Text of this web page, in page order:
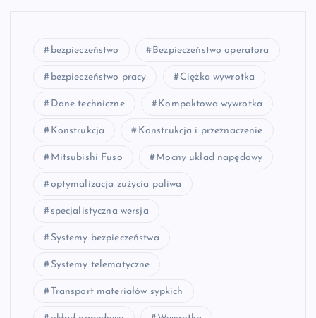
bezpieczeństwo Bezpieczeństwo operatora
bezpieczeństwo pracy Ciężka wywrotka
Dane techniczne Kompaktowa wywrotka
Konstrukcja Konstrukcja i przeznaczenie
Mitsubishi Fuso Mocny układ napędowy
optymalizacja zużycia paliwa
specjalistyczna wersja
Systemy bezpieczeństwa
Systemy telematyczne
Transport materiałów sypkich